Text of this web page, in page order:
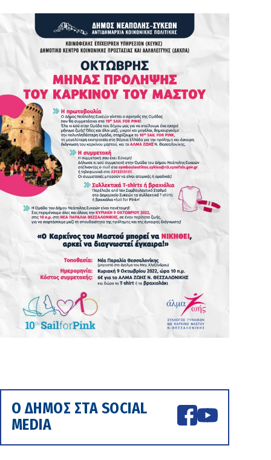
Ο ΔΗΜΟΣ ΣΤΑ SOCIAL
MEDIA